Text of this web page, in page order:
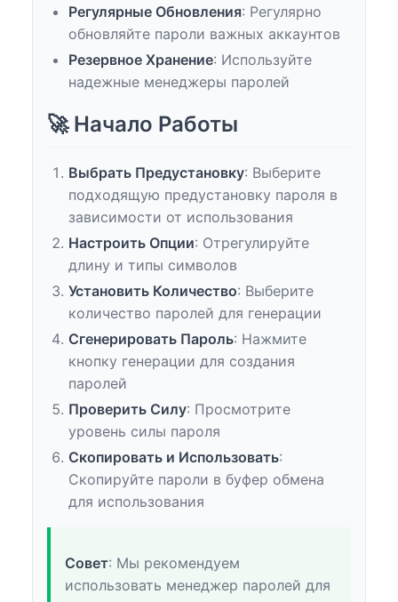
Регулярные Обновления: Регулярно
обновляйте пароли важных аккаунтов
Резервное Хранение: Используйте
надежные менеджеры паролей
🚀 Начало Работы
Выбрать Предустановку: Выберите
подходящую предустановку пароля в
зависимости от использования
Настроить Опции: Отрегулируйте
длину и типы символов
Установить Количество: Выберите
количество паролей для генерации
Сгенерировать Пароль: Нажмите
кнопку генерации для создания
паролей
Проверить Силу: Просмотрите
уровень силы пароля
Скопировать и Использовать:
Скопируйте пароли в буфер обмена
для использования
Совет: Мы рекомендуем
использовать менеджер паролей для